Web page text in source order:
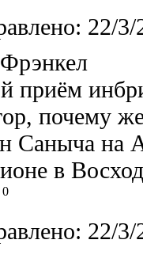
22/
приём
почему
Саныча на
в
0
22/